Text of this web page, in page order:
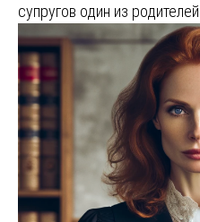
супругов один из родителей